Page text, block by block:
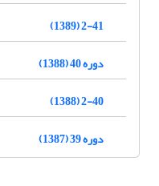
2-41 (1389)
دوره 40 (1388)
2-40 (1388)
دوره 39 (1387)